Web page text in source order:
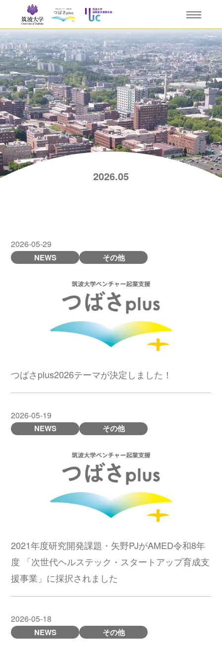
2026.05
2026-05-29
NEWS その他
つばさplus2026テーマが決定しました！
2026-05-19
NEWS その他
2021年度研究開発課題・矢野PJがAMED令和8年
度 「次世代ヘルステック・スタートアップ育成支
援事業」に採択されました
2026-05-18
NEWS その他